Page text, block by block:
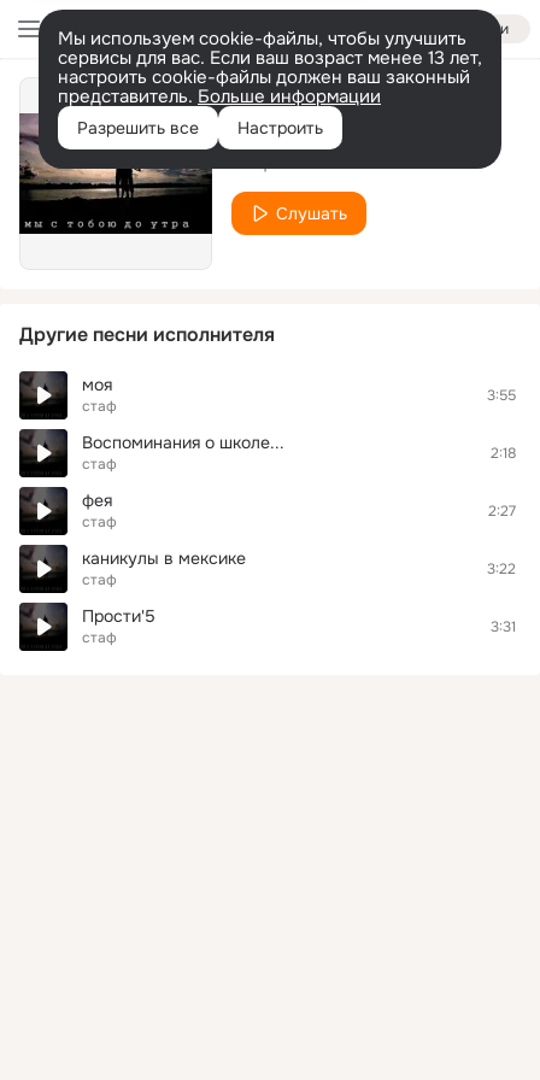
Войти
Мы используем cookie-файлы, чтобы улучшить
сервисы для вас. Если ваш возраст менее 13 лет,
настроить cookie-файлы должен ваш законный
представитель. Больше информации
Разрешить все Настроить
настоящая
Слушать
Другие песни исполнителя
моя
стаф
3:55
Воспоминания о школе...
стаф
2:18
фея
стаф
2:27
каникулы в мексике
стаф
3:22
Прости'5
стаф
3:31